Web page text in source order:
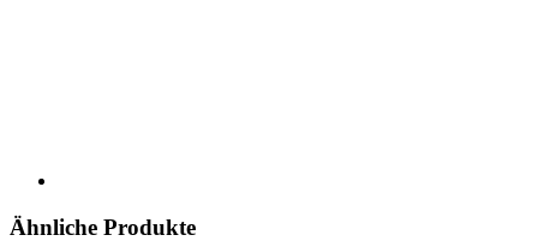
Ähnliche Produkte